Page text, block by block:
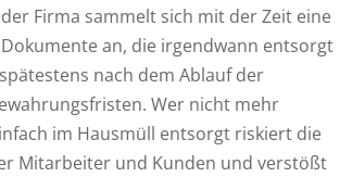
Firma sammelt sich mit der Zeit eine
an, die irgendwann entsorgt
nach dem Ablauf der
Wer nicht mehr
im Hausmüll entsorgt riskiert die
Mitarbeiter und Kunden und verstößt